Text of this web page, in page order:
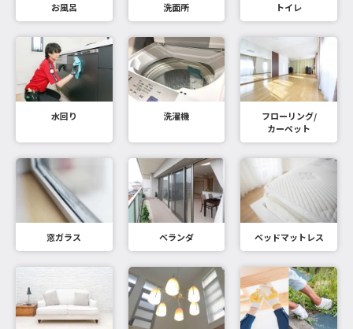
お風呂 洗面所 トイレ
水回り 洗濯機
フローリング/
カーペット
窓ガラス ベランダ ベッドマットレス